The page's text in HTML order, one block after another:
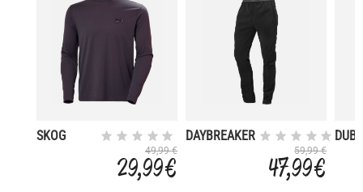
SKOG
49,99 €
29,99 €
DAYBREAKER
59,99 €
47,99 €